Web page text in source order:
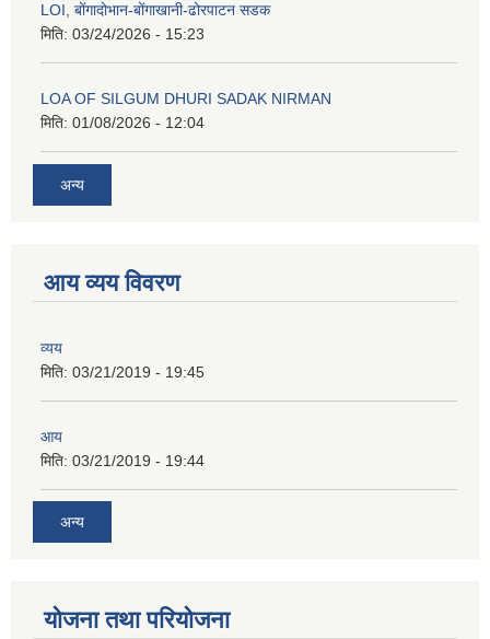
LOI, बोंगादोभान-बोंगाखानी-ढोरपाटन सडक
मिति: 03/24/2026 - 15:23
LOA OF SILGUM DHURI SADAK NIRMAN
मिति: 01/08/2026 - 12:04
अन्य
आय व्यय विवरण
व्यय
मिति: 03/21/2019 - 19:45
आय
मिति: 03/21/2019 - 19:44
अन्य
योजना तथा परियोजना